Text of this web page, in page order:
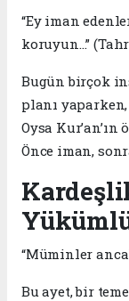
“Ey iman
koruyun…”
Bugün birçok
planı
Oysa
Önce iman,
“Müminler
Bu ayet, bir